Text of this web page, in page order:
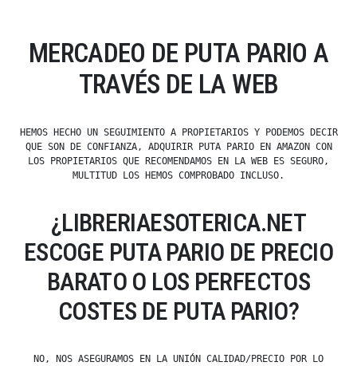
MERCADEO DE PUTA PARIO A
TRAVÉS DE LA WEB
HEMOS HECHO UN SEGUIMIENTO A PROPIETARIOS Y PODEMOS DECIR
QUE SON DE CONFIANZA, ADQUIRIR PUTA PARIO EN AMAZON CON
LOS PROPIETARIOS QUE RECOMENDAMOS EN LA WEB ES SEGURO,
MULTITUD LOS HEMOS COMPROBADO INCLUSO.
¿LIBRERIAESOTERICA.NET
ESCOGE PUTA PARIO DE PRECIO
BARATO O LOS PERFECTOS
COSTES DE PUTA PARIO?
NO, NOS ASEGURAMOS EN LA UNIÓN CALIDAD/PRECIO POR LO